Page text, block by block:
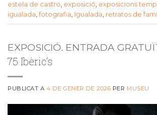
estela de castro, exposició, exposicions
igualada, fotografia, Igualada, retratos de
EXPOSICIÓ. ENTRADA
75 Ibèric’s
PUBLICAT A4 DE GENER DE 2026 PER MUSEU